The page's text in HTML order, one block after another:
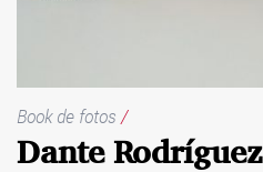
Book de fotos /
Dante Rodríguez